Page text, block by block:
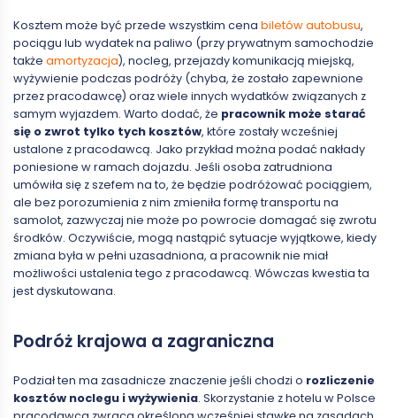
Kosztem może być przede wszystkim cena biletów autobusu,
pociągu lub wydatek na paliwo (przy prywatnym samochodzie
także amortyzacja), nocleg, przejazdy komunikacją miejską,
wyżywienie podczas podróży (chyba, że zostało zapewnione
przez pracodawcę) oraz wiele innych wydatków związanych z
samym wyjazdem. Warto dodać, że pracownik może starać
się o zwrot tylko tych kosztów, które zostały wcześniej
ustalone z pracodawcą. Jako przykład można podać nakłady
poniesione w ramach dojazdu. Jeśli osoba zatrudniona
umówiła się z szefem na to, że będzie podróżować pociągiem,
ale bez porozumienia z nim zmieniła formę transportu na
samolot, zazwyczaj nie może po powrocie domagać się zwrotu
środków. Oczywiście, mogą nastąpić sytuacje wyjątkowe, kiedy
zmiana była w pełni uzasadniona, a pracownik nie miał
możliwości ustalenia tego z pracodawcą. Wówczas kwestia ta
jest dyskutowana.
Podróż krajowa a zagraniczna
Podział ten ma zasadnicze znaczenie jeśli chodzi o rozliczenie
kosztów noclegu i wyżywienia. Skorzystanie z hotelu w Polsce